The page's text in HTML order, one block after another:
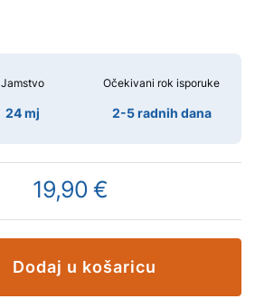
Jamstvo
24 mj
Očekivani rok isporuke
2-5 radnih dana
19,90 €
Dodaj u košaricu